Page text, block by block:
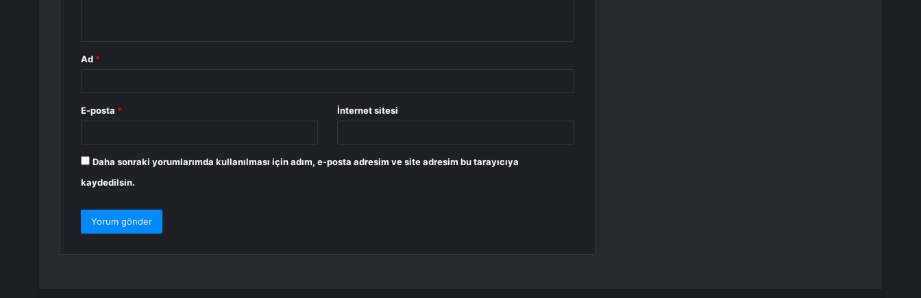
Ad *
E-posta * İnternet sitesi
Daha sonraki yorumlarımda kullanılması için adım, e-posta adresim ve site adresim bu tarayıcıya
kaydedilsin.